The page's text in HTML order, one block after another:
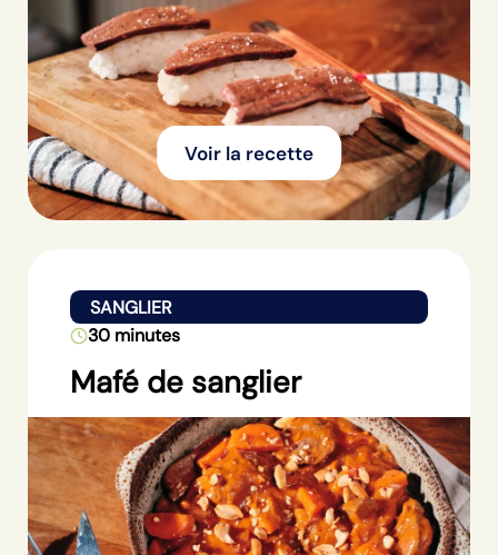
Voir la recette
SANGLIER
30 minutes
Mafé de sanglier